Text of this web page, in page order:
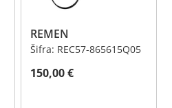
REMEN
Šifra: REC57-865615Q05
150,00€